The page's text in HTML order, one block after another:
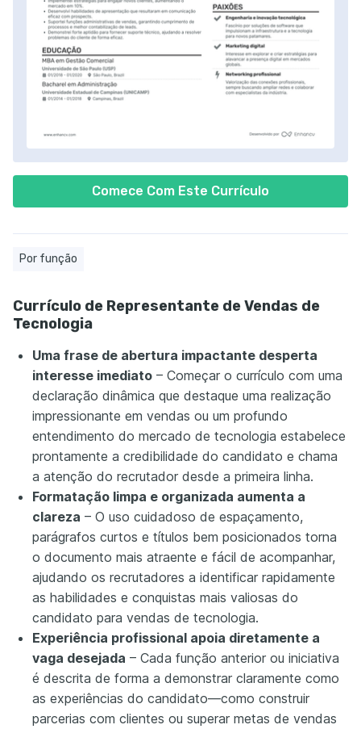
Comece Com Este Currículo
Por função
Currículo de Representante de Vendas de
Tecnologia
Uma frase de abertura impactante desperta
interesse imediato – Começar o currículo com uma
declaração dinâmica que destaque uma realização
impressionante em vendas ou um profundo
entendimento do mercado de tecnologia estabelece
prontamente a credibilidade do candidato e chama
a atenção do recrutador desde a primeira linha.
Formatação limpa e organizada aumenta a
clareza – O uso cuidadoso de espaçamento,
parágrafos curtos e títulos bem posicionados torna
o documento mais atraente e fácil de acompanhar,
ajudando os recrutadores a identificar rapidamente
as habilidades e conquistas mais valiosas do
candidato para vendas de tecnologia.
Experiência profissional apoia diretamente a
vaga desejada – Cada função anterior ou iniciativa
é descrita de forma a demonstrar claramente como
as experiências do candidato—como construir
parcerias com clientes ou superar metas de vendas